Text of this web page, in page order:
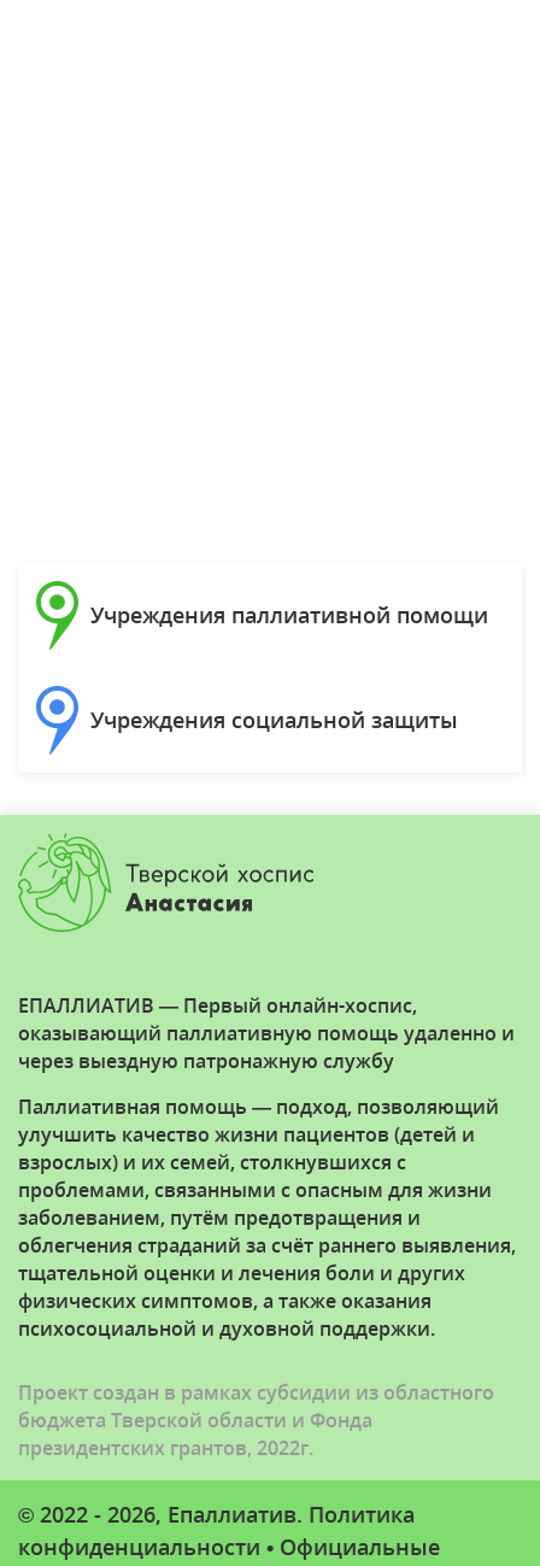
Учреждения паллиативной помощи
Учреждения социальной защиты
ЕПАЛЛИАТИВ — Первый онлайн-хоспис,
оказывающий паллиативную помощь удаленно и
через выездную патронажную службу
Паллиативная помощь — подход, позволяющий
улучшить качество жизни пациентов (детей и
взрослых) и их семей, столкнувшихся с
проблемами, связанными с опасным для жизни
заболеванием, путём предотвращения и
облегчения страданий за счёт раннего выявления,
тщательной оценки и лечения боли и других
физических симптомов, а также оказания
психосоциальной и духовной поддержки.
Проект создан в рамках субсидии из областного
бюджета Тверской области и Фонда
президентских грантов, 2022г.
© 2022 - 2026, Епаллиатив. Политика
конфиденциальности • Официальные